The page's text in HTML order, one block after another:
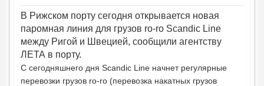
В Рижском порту сегодня открывается новая
паромная линия для грузов ro-ro Scandic Line
между Ригой и Швецией, сообщили агентству
ЛЕТА в порту.
С сегодняшнего дня Scandic Line начнет регулярные
перевозки грузов ro-ro (перевозка накатных грузов